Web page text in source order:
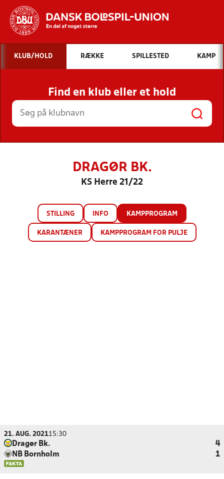
Hvad vil du søge efter?
INDHOLD OG NYHEDER
STILLINGER, RESULTATER, KLUBBER OG
HOLD
KLUB/HOLD RÆKKE SPILLESTED KAMP
Find en klub eller et hold
DRAGØR BK.
KS Herre 21/22
STILLING INFO KAMPPROGRAM
KARANTÆNER KAMPPROGRAM FOR PULJE
21. AUG. 202115:30
Dragør Bk.
4
NB Bornholm
1